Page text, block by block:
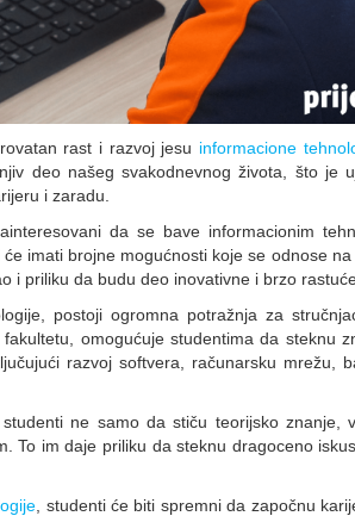
rast i razvoj jesu informacione
deo našeg svakodnevnog života, što je
i zaradu.
da se bave informacionim
imati brojne mogućnosti koje se odnose na
i priliku da budu deo inovativne i brzo
postoji ogromna potražnja za
omogućuje studentima da steknu
razvoj softvera, računarsku mrežu,
ne samo da stiču teorijsko znanje,
To im daje priliku da steknu dragoceno
, studenti će biti spremni da započnu